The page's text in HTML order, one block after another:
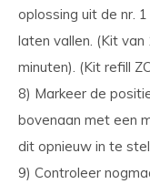
oplossing uit de nr.
laten vallen. (Kit
minuten). (Kit refill
8) Markeer de
bovenaan met een
dit opnieuw in te
9) Controleer